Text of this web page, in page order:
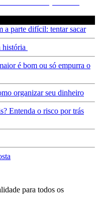
a parte difícil: tentar sacar
história
é bom ou só empurra o
organizar seu dinheiro
Entenda o risco por trás
para todos os